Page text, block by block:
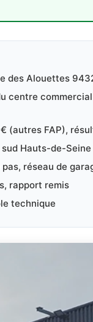
des Alouettes
centre
(autres FAP),
Hauts-de-
réseau de
rapport remis
technique